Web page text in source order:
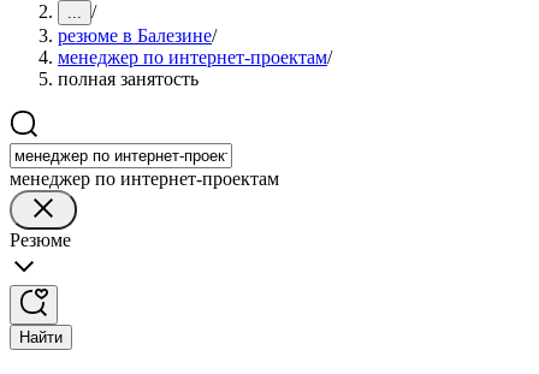
... /
резюме в Балезине/
менеджер по интернет-проектам/
полная занятость
менеджер по интернет-проектам
Резюме
Найти